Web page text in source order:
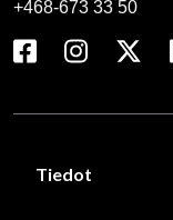
+468-673 33 50
Tiedot